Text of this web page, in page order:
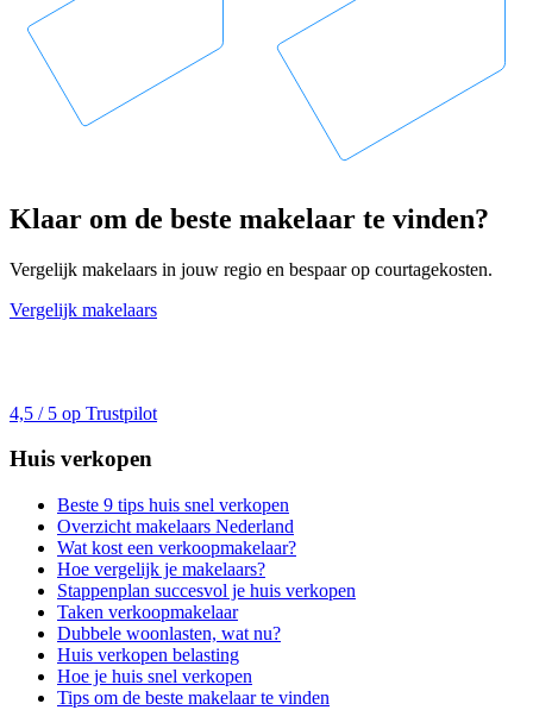
Klaar om de beste makelaar te vinden?
Vergelijk makelaars in jouw regio en bespaar op courtagekosten.
Vergelijk makelaars
4,5 / 5 op Trustpilot
Huis verkopen
Beste 9 tips huis snel verkopen
Overzicht makelaars Nederland
Wat kost een verkoopmakelaar?
Hoe vergelijk je makelaars?
Stappenplan succesvol je huis verkopen
Taken verkoopmakelaar
Dubbele woonlasten, wat nu?
Huis verkopen belasting
Hoe je huis snel verkopen
Tips om de beste makelaar te vinden